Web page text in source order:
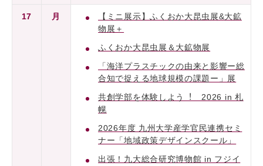
17 月
【ミニ展示】ふくおか大昆虫展&大鉱
物展＋
ふくおか大昆虫展＆大鉱物展
「海洋プラスチックの由来と影響ー総
合知で捉える地球規模の課題ー」展
共創学部を体験しよう︕ 2026 in 札
幌
2026年度 九州大学産学官民連携セミ
ナー「地域政策デザインスクール」
出張！九大総合研究博物館 in フジイ